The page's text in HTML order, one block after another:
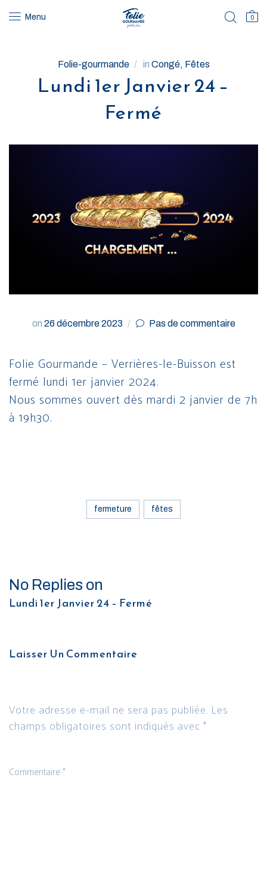
Menu 0
Folie-gourmande in Congé Fêtes
Lundi 1er Janvier 24 –
Fermé
on 26 décembre 2023 Pas de commentaire
Folie Gourmande – Verrières-le-Buisson est
fermé lundi 1er janvier 2024.
Nous sommes ouvert dès mardi 2 janvier de 7h
à 19h30.
fermeture fêtes
No Replies on
Lundi 1er Janvier 24 – Fermé
Laisser Un Commentaire
Votre adresse e-mail ne sera pas publiée. Les
champs obligatoires sont indiqués avec *